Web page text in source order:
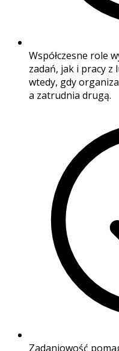
Współczesne role
zadań, jak i pracy
wtedy, gdy
a zatrudnia drugą.
Zadaniowość